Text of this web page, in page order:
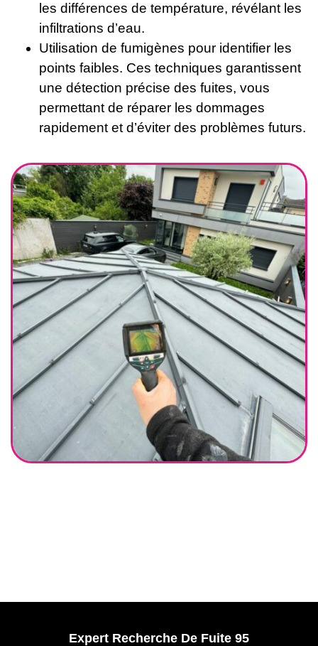
les différences de température, révélant les
infiltrations d’eau.
Utilisation de fumigènes pour identifier les
points faibles. Ces techniques garantissent
une détection précise des fuites, vous
permettant de réparer les dommages
rapidement et d’éviter des problèmes futurs.
Expert Recherche De Fuite 95